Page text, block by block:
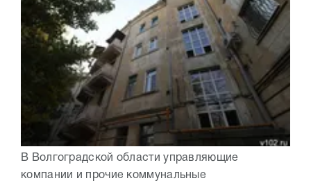
В Волгоградской области управляющие
компании и прочие коммунальные